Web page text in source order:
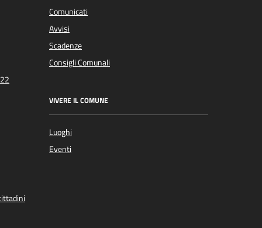
Comunicati
Avvisi
Scadenze
Consigli Comunali
VIVERE IL COMUNE
Luoghi
Eventi